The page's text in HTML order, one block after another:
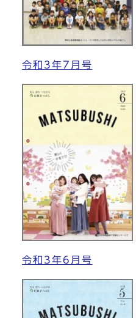
令和3年7月号
令和3年6月号